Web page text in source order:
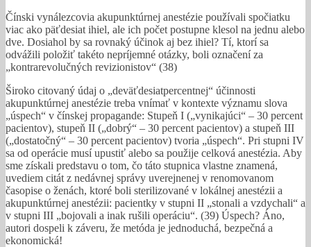
Čínski vynálezcovia akupunktúrnej anestézie používali spočiatku
viac ako päťdesiat ihiel, ale ich počet postupne klesol na jednu alebo
dve. Dosiahol by sa rovnaký účinok aj bez ihiel? Tí, ktorí sa
odvážili položiť takéto nepríjemné otázky, boli označení za
„kontrarevolučných revizionistov“ (38)
Široko citovaný údaj o „deväťdesiatpercentnej“ účinnosti
akupunktúrnej anestézie treba vnímať v kontexte významu slova
„úspech“ v čínskej propagande: Stupeň I („vynikajúci“ – 30 percent
pacientov), stupeň II („dobrý“ – 30 percent pacientov) a stupeň III
(„dostatočný“ – 30 percent pacientov) tvoria „úspech“. Pri stupni IV
sa od operácie musí upustiť alebo sa použije celková anestézia. Aby
sme získali predstavu o tom, čo táto stupnica vlastne znamená,
uvediem citát z nedávnej správy uverejnenej v renomovanom
časopise o ženách, ktoré boli sterilizované v lokálnej anestézii a
akupunktúrnej anestézii: pacientky v stupni II „stonali a vzdychali“ a
v stupni III „bojovali a inak rušili operáciu“. (39) Úspech? Áno,
autori dospeli k záveru, že metóda je jednoduchá, bezpečná a
ekonomická!